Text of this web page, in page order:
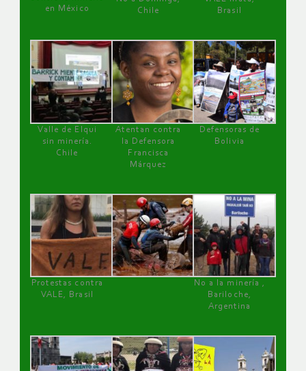
en México
Chile
Brasil
Valle de Elqui
sin minería.
Chile
Atentan contra
la Defensora
Francisca
Márquez
Defensoras de
Bolivia
Protestas contra
VALE, Brasil
No a la minería ,
Bariloche,
Argentina